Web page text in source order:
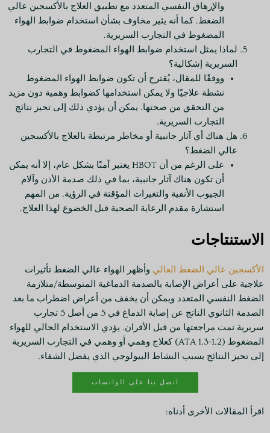
والإرهاق النفسي المتعدد مع تطبيق العلاج بالأكسجين عالي
الضغط. كما أنه يثير مخاوف بشأن استخدام ضوابط الهواء
المضغوط في التجارب السريرية.
لماذا يمثل استخدام ضوابط الهواء المضغوط في التجارب
السريرية إشكالية؟
ووفقًا للمقال، يُقترح أن تكون ضوابط الهواء المضغوط
نشطة علاجيًا ولا يمكن استخدامها كضوابط وهمية دون مزيد
من التحقق من صحتها. يمكن أن يؤدي ذلك إلى تحيز نتائج
التجارب السريرية.
هل هناك أي آثار جانبية أو مخاطر مرتبطة بالعلاج بالأكسجين
عالي الضغط؟
على الرغم من أن HBOT يعتبر آمنًا بشكل عام، إلا أنه يمكن
أن تكون هناك آثار جانبية، بما في ذلك صدمة الأذن وآلام
الجيوب الأنفية والتغيرات المؤقتة في الرؤية. من المهم
استشارة مقدم الرعاية الصحية قبل الخضوع لهذا العلاج.
الاستنتاجات
الأكسجين عالي الضغط العالي وأظهر الهواء عالي الضغط تأثيرات
علاجية على أعراض الإصابة بالصدمة الدماغية المتوسطة/متلازمة
الضغط النفسي المتعدد ويمكن أن يخفف من أعراض اضطراب ما بعد
الصدمة الثانوي الناتج عن إصابة الدماغ في 5 من أصل 5 تجارب
سريرية تمت مراجعتها من قبل الأقران. يؤدي الاستخدام الحالي للهواء
المضغوط (1.2-1.3 ATA) كعلاج وهمي أو وهمي في التجارب السريرية
إلى تحيز النتائج بسبب النشاط البيولوجي الذي يفضل الشفاء.
اتصل بنا على الواتساب
اقرأ المقالات الأخرى أدناه: